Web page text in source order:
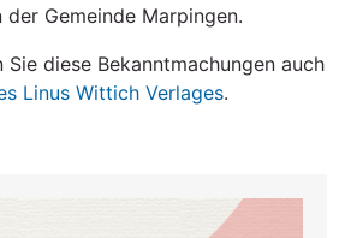
der Gemeinde Marpingen.
diese Bekanntmachungen auch
Linus Wittich Verlages.